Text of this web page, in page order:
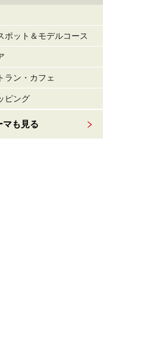
ポット＆モデルコース
ラン・カフェ
ピング
マも見る